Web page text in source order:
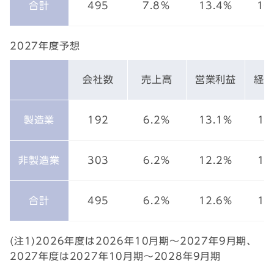
合計 495 7.8％ 13.4%
2027年度予想
会社数 売上高 営業利益 経
製造業 192 6.2% 13.1%
非製造業 303 6.2% 12.2%
合計 495 6.2% 12.6%
(注1)2026年度は2026年10月期～2027年9月期、
2027年度は2027年10月期～2028年9月期